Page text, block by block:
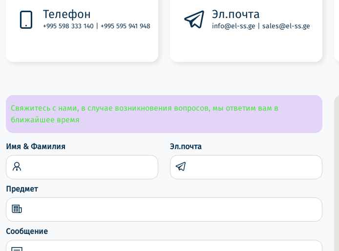
проводов
Кабели
Вентиляторы вытяжные
пускатели & Тепловое реле
Автомат защиты двигателя
Реле
Инфракрасный обогреватель
Телефон
+995 598 333 140 | +995 595 941 948
Эл.почта
info@el-ss.ge | sales@el-ss.ge
Свяжитесь с нами, в случае возникновения вопросов, мы ответим вам в
ближайшее время
Имя & Фамилия Эл.почта
Предмет
Сообщение